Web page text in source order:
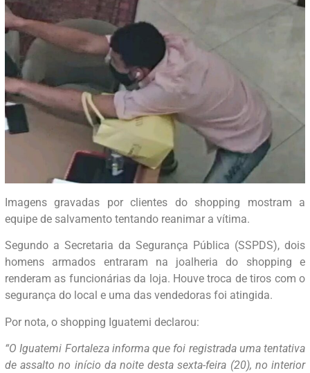
Imagens gravadas por clientes do shopping mostram a
equipe de salvamento tentando reanimar a vítima.
Segundo a Secretaria da Segurança Pública (SSPDS), dois
homens armados entraram na joalheria do shopping e
renderam as funcionárias da loja. Houve troca de tiros com o
segurança do local e uma das vendedoras foi atingida.
Por nota, o shopping Iguatemi declarou:
“O Iguatemi Fortaleza informa que foi registrada uma tentativa
de assalto no início da noite desta sexta-feira (20), no interior